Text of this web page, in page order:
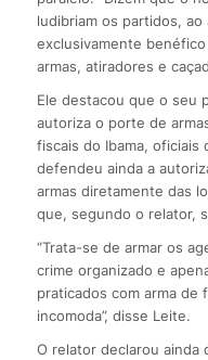
ludibriam os partidos,
exclusivamente
armas, atiradores e
Ele destacou que o seu
autoriza o porte de
fiscais do Ibama, oficiais
defendeu ainda a
armas diretamente das
que, segundo o relator,
“Trata-se de armar os
crime organizado e
praticados com arma de
incomoda”, disse Leite.
O relator declarou ainda